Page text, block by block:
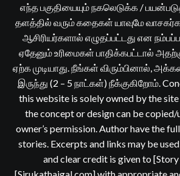
எந்த பகுதியையும் நகலெடுக்க /
தளத்தில் வரும் கதைகள் யாவுமே
ஆசிரியர்களால் எழுதப்பட்டது என
ஏதேனும் உரிமைகள் பாதிக்கபட்டால்
ஏற்க முடியாது. நீங்கள் விரும்பினால்,
இருந்து (2 – 5 நாட்கள்) நீக்குகிறோம்.
this website is solely owned by the
the concept or design can be
owner’s permission. Author have the
stories. Excerpts and links may be
and clear credit is given to
[Sirukathaigal.com] with appropriate